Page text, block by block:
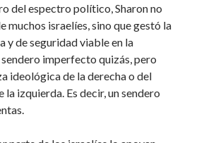
del espectro político, Sharon no
muchos israelíes, sino que gestó la
y de seguridad viable en la
imperfecto quizás, pero
ideológica de la derecha o del
izquierda. Es decir, un sendero